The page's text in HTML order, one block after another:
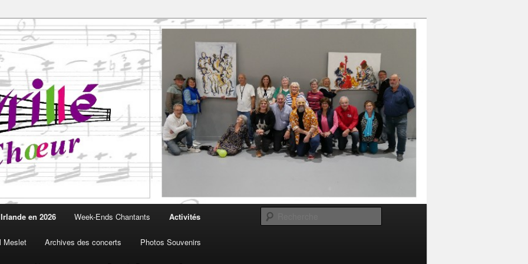
est fait pour vous
en 2026 Week-Ends Chantants Activités
Meslet Archives des concerts Photos Souvenirs